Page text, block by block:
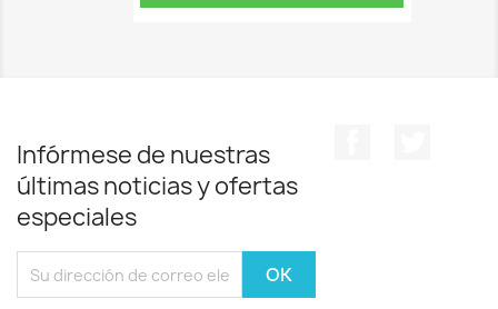
Infórmese de nuestras
últimas noticias y ofertas
especiales